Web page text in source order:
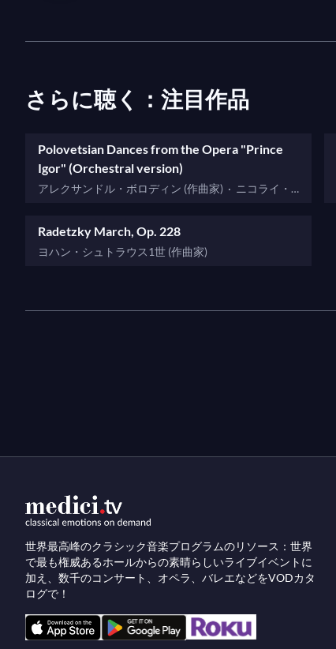
さらに聴く：注目作品
Polovetsian Dances from the Opera "Prince
Igor" (Orchestral version)
アレクサンドル・ボロディン (作曲家) · ニコライ・
Radetzky March, Op. 228
ヨハン・シュトラウス1世 (作曲家)
世界最高峰のクラシック音楽プログラムのリソース：世界
で最も権威あるホールからの素晴らしいライブイベントに
加え、数千のコンサート、オペラ、バレエなどをVODカタ
ログで！